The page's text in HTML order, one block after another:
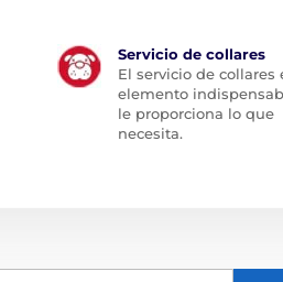
Servicio de collares
El servicio de collares
elemento
le proporciona lo que
necesita.